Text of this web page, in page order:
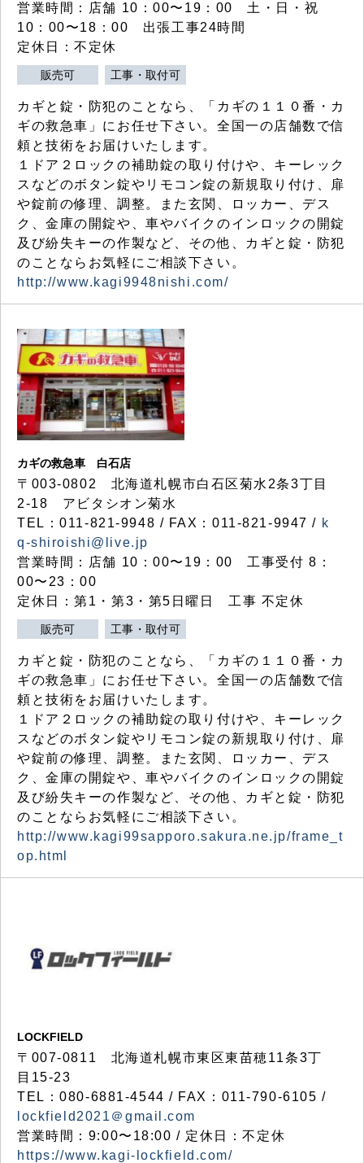
営業時間：店舗 10：00〜19：00 土・日・祝
10：00〜18：00 出張工事24時間
定休日：不定休
販売可 工事・取付可
カギと錠・防犯のことなら、「カギの１１０番・カ
ギの救急車」にお任せ下さい。全国一の店舗数で信
頼と技術をお届けいたします。
１ドア２ロックの補助錠の取り付けや、キーレック
スなどのボタン錠やリモコン錠の新規取り付け、扉
や錠前の修理、調整。また玄関、ロッカー、デス
ク、金庫の開錠や、車やバイクのインロックの開錠
及び紛失キーの作製など、その他、カギと錠・防犯
のことならお気軽にご相談下さい。
http://www.kagi9948nishi.com/
カギの救急車 白石店
〒003-0802 北海道札幌市白石区菊水2条3丁目
2-18 アビタシオン菊水
TEL：011-821-9948 / FAX：011-821-9947 / k
q-shiroishi@live.jp
営業時間：店舗 10：00〜19：00 工事受付 8：
00〜23：00
定休日：第1・第3・第5日曜日 工事 不定休
販売可 工事・取付可
カギと錠・防犯のことなら、「カギの１１０番・カ
ギの救急車」にお任せ下さい。全国一の店舗数で信
頼と技術をお届けいたします。
１ドア２ロックの補助錠の取り付けや、キーレック
スなどのボタン錠やリモコン錠の新規取り付け、扉
や錠前の修理、調整。また玄関、ロッカー、デス
ク、金庫の開錠や、車やバイクのインロックの開錠
及び紛失キーの作製など、その他、カギと錠・防犯
のことならお気軽にご相談下さい。
http://www.kagi99sapporo.sakura.ne.jp/frame_t
op.html
LOCKFIELD
〒007-0811 北海道札幌市東区東苗穂11条3丁
目15-23
TEL：080-6881-4544 / FAX：011-790-6105 /
lockfield2021＠gmail.com
営業時間：9:00〜18:00 / 定休日：不定休
https://www.kagi-lockfield.com/